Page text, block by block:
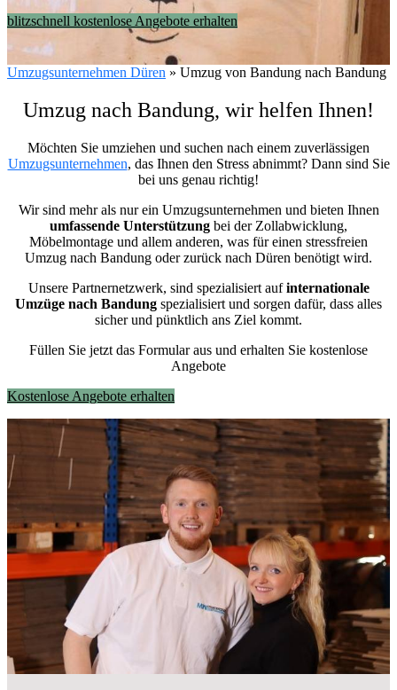
blitzschnell kostenlose Angebote erhalten
Umzugsunternehmen Düren » Umzug von Bandung nach Bandung
Umzug nach Bandung, wir helfen Ihnen!
Möchten Sie umziehen und suchen nach einem zuverlässigen
Umzugsunternehmen, das Ihnen den Stress abnimmt? Dann sind Sie
bei uns genau richtig!
Wir sind mehr als nur ein Umzugsunternehmen und bieten Ihnen
umfassende Unterstützung bei der Zollabwicklung,
Möbelmontage und allem anderen, was für einen stressfreien
Umzug nach Bandung oder zurück nach Düren benötigt wird.
Unsere Partnernetzwerk, sind spezialisiert aufinternationale
Umzüge nach Bandung spezialisiert und sorgen dafür, dass alles
sicher und pünktlich ans Ziel kommt.
Füllen Sie jetzt das Formular aus und erhalten Sie kostenlose
Angebote
Kostenlose Angebote erhalten